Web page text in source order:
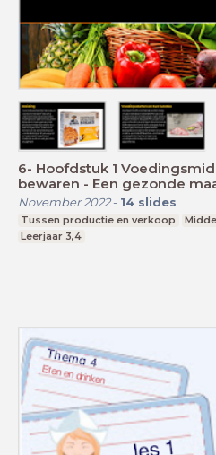
6- Hoofdstuk 1 Voedingsmiddelen bereiden en
bewaren - Een gezonde
November 2022- 14 slides
Tussen productie en verkoop
Leerjaar 3,4